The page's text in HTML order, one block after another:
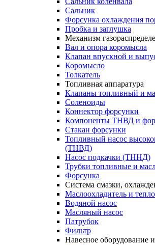
Сальник
Форсунка охлаждения
Пробка и заглушка
Механизм
Вал и опора коромысла
Клапан впускной и
Коромысло
Толкатель
Топливная аппаратура
Клапаны топливный и
Соленоиды
Коннектор форсунки
Компоненты ТНВД и
Стакан форсунки
Топливный насос
(ТНВД)
Насос подкачки (ТННД)
Трубки топливные и
Форсунка
Система смазки,
Маслоохладитель и
Водяной насос
Масляный насос
Патрубок
Фильтр
Навесное оборудование